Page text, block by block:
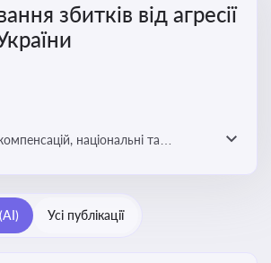
збитків від агресії
національні та
Усі публікації